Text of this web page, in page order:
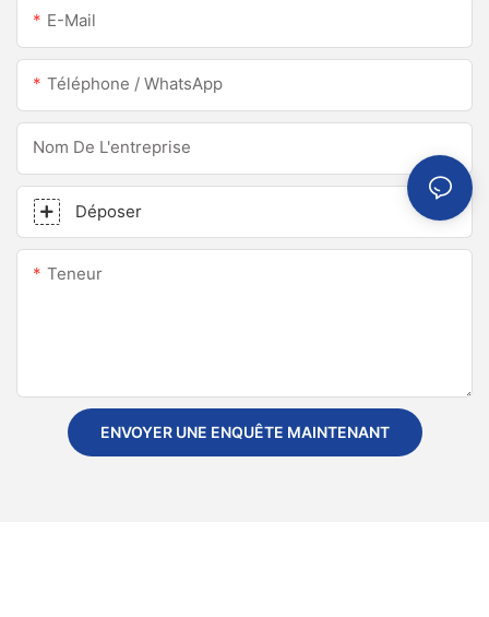
E-Mail
Téléphone / WhatsApp
Nom De L'entreprise
Déposer
Teneur
ENVOYER UNE ENQUÊTE MAINTENANT